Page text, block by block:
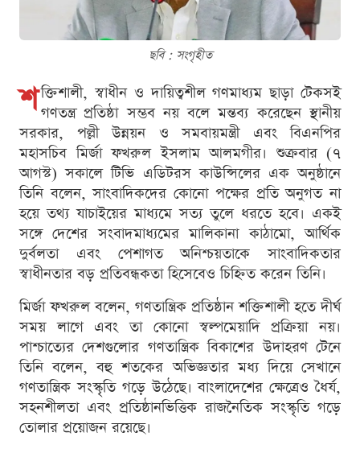
ছবি : সংগৃহীত
শ ক্তিশালী, স্বাধীন ও দায়িত্বশীল গণমাধ্যম ছাড়া টেকসই
গণতন্ত্র প্রতিষ্ঠা সম্ভব নয় বলে মন্তব্য করেছেন স্থানীয়
সরকার, পল্লী উন্নয়ন ও সমবায়মন্ত্রী এবং বিএনপির
মহাসচিব মির্জা ফখরুল ইসলাম আলমগীর। শুক্রবার (৭
আগস্ট) সকালে টিভি এডিটরস কাউন্সিলের এক অনুষ্ঠানে
তিনি বলেন, সাংবাদিকদের কোনো পক্ষের প্রতি অনুগত না
হয়ে তথ্য যাচাইয়ের মাধ্যমে সত্য তুলে ধরতে হবে। একই
সঙ্গে দেশের সংবাদমাধ্যমের মালিকানা কাঠামো, আর্থিক
দুর্বলতা এবং পেশাগত অনিশ্চয়তাকে সাংবাদিকতার
স্বাধীনতার বড় প্রতিবন্ধকতা হিসেবেও চিহ্নিত করেন তিনি।
মির্জা ফখরুল বলেন, গণতান্ত্রিক প্রতিষ্ঠান শক্তিশালী হতে দীর্ঘ
সময় লাগে এবং তা কোনো স্বল্পমেয়াদি প্রক্রিয়া নয়।
পাশ্চাত্যের দেশগুলোর গণতান্ত্রিক বিকাশের উদাহরণ টেনে
তিনি বলেন, বহু শতকের অভিজ্ঞতার মধ্য দিয়ে সেখানে
গণতান্ত্রিক সংস্কৃতি গড়ে উঠেছে। বাংলাদেশের ক্ষেত্রেও ধৈর্য,
সহনশীলতা এবং প্রতিষ্ঠানভিত্তিক রাজনৈতিক সংস্কৃতি গড়ে
তোলার প্রয়োজন রয়েছে।